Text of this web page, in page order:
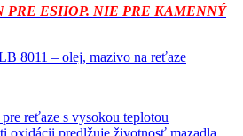
PRE ESHOP. NIE PRE KAMENNÝ
8011 – olej, mazivo na reťaze
reťaze s vysokou teplotou
oxidácii predlžuje životnosť mazadla.